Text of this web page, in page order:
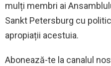
mulți membri ai
Sankt Petersburg cu
apropiații acestuia.
Abonează-te la canalul